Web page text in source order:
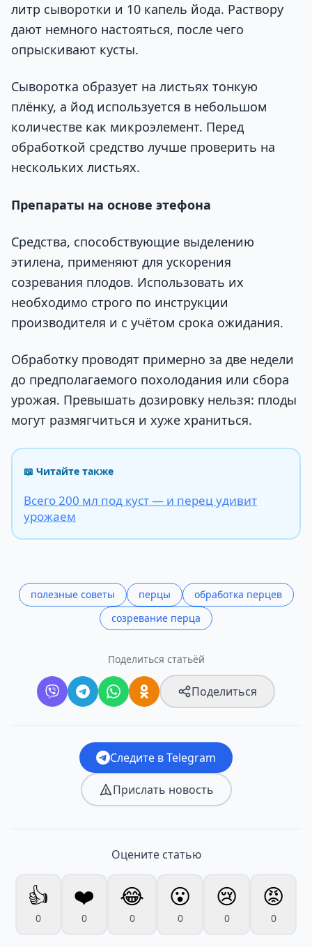
литр сыворотки и 10 капель йода. Раствору
дают немного настояться, после чего
опрыскивают кусты.
Сыворотка образует на листьях тонкую
плёнку, а йод используется в небольшом
количестве как микроэлемент. Перед
обработкой средство лучше проверить на
нескольких листьях.
Препараты на основе этефона
Средства, способствующие выделению
этилена, применяют для ускорения
созревания плодов. Использовать их
необходимо строго по инструкции
производителя и с учётом срока ожидания.
Обработку проводят примерно за две недели
до предполагаемого похолодания или сбора
урожая. Превышать дозировку нельзя: плоды
могут размягчиться и хуже храниться.
📖 Читайте также
Всего 200 мл под куст — и перец удивит
урожаем
полезные советы перцы
обработка перцев
созревание перца
Поделиться статьёй
Поделиться
Следите в Telegram
Прислать новость
Оцените статью
👍
0
❤️
0
😂
0
😮
0
😢
0
😡
0